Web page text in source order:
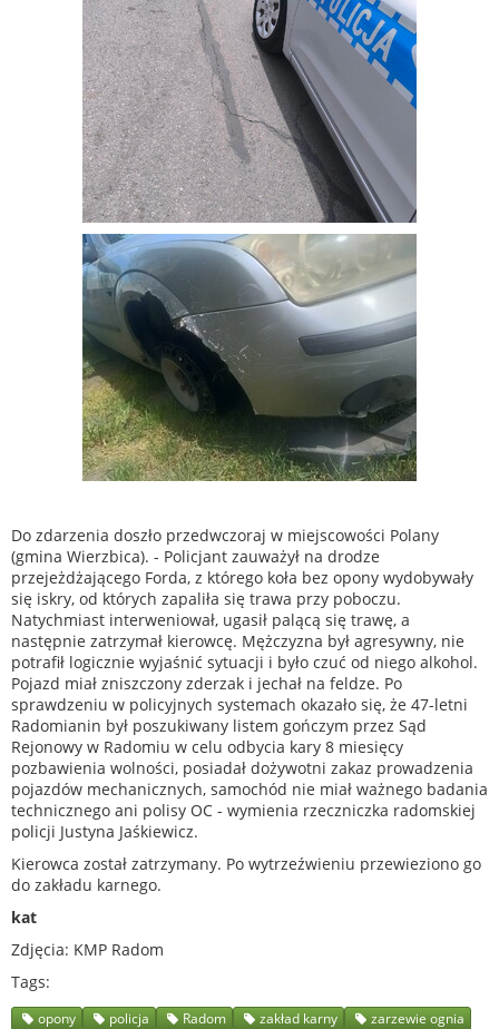
Do zdarzenia doszło przedwczoraj w miejscowości Polany
(gmina Wierzbica). - Policjant zauważył na drodze
przejeżdżającego Forda, z którego koła bez opony wydobywały
się iskry, od których zapaliła się trawa przy poboczu.
Natychmiast interweniował, ugasił palącą się trawę, a
następnie zatrzymał kierowcę. Mężczyzna był agresywny, nie
potrafił logicznie wyjaśnić sytuacji i było czuć od niego alkohol.
Pojazd miał zniszczony zderzak i jechał na feldze. Po
sprawdzeniu w policyjnych systemach okazało się, że 47-letni
Radomianin był poszukiwany listem gończym przez Sąd
Rejonowy w Radomiu w celu odbycia kary 8 miesięcy
pozbawienia wolności, posiadał dożywotni zakaz prowadzenia
pojazdów mechanicznych, samochód nie miał ważnego badania
technicznego ani polisy OC - wymienia rzeczniczka radomskiej
policji Justyna Jaśkiewicz.
Kierowca został zatrzymany. Po wytrzeźwieniu przewieziono go
do zakładu karnego.
kat
Zdjęcia: KMP Radom
Tags
opony policja Radom zakład karny zarzewie ognia